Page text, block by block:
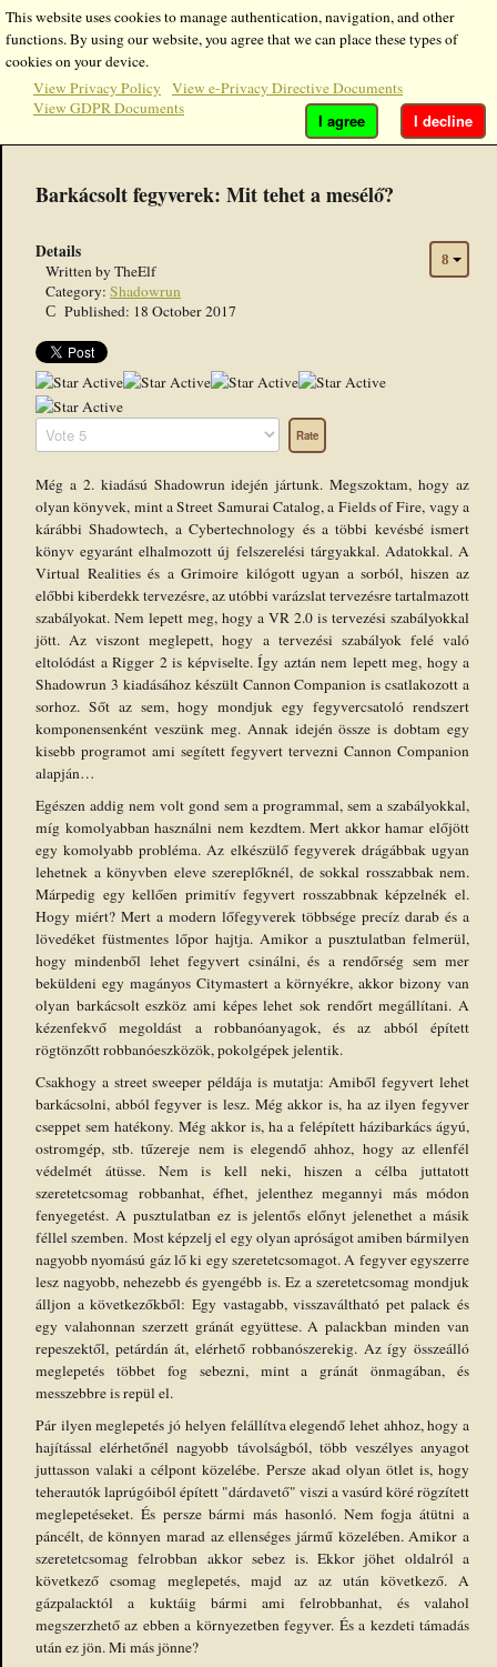
Barkácsolt fegyverek: Mit tehet a mesélő?
Details
Written byTheElf
Category: Shadowrun
Published: 18 October 2017
User
Rating:5/5
Please
Rate
Még a 2. kiadású Shadowrun idején jártunk. Megszoktam, hogy az
olyan könyvek, mint a Street Samurai Catalog, a Fields of Fire, vagy a
kárábbi Shadowtech, a Cybertechnology és a többi kevésbé ismert
könyv egyaránt elhalmozott új felszerelési tárgyakkal. Adatokkal. A
Virtual Realities és a Grimoire kilógott ugyan a sorból, hiszen az
előbbi kiberdekk tervezésre, az utóbbi varázslat tervezésre tartalmazott
szabályokat. Nem lepett meg, hogy a VR 2.0 is tervezési szabályokkal
jött. Az viszont meglepett, hogy a tervezési szabályok felé való
eltolódást a Rigger 2 is képviselte. Így aztán nem lepett meg, hogy a
Shadowrun 3 kiadásához készült Cannon Companion is csatlakozott a
sorhoz. Sőt az sem, hogy mondjuk egy fegyvercsatoló rendszert
komponensenként veszünk meg. Annak idején össze is dobtam egy
kisebb programot ami segített fegyvert tervezni Cannon Companion
alapján…
Egészen addig nem volt gond sem a programmal, sem a szabályokkal,
míg komolyabban használni nem kezdtem. Mert akkor hamar előjött
egy komolyabb probléma. Az elkészülő fegyverek drágábbak ugyan
lehetnek a könyvben eleve szereplőknél, de sokkal rosszabbak nem.
Márpedig egy kellően primitív fegyvert rosszabbnak képzelnék el.
Hogy miért? Mert a modern lőfegyverek többsége precíz darab és a
lövedéket füstmentes lőpor hajtja. Amikor a pusztulatban felmerül,
hogy mindenből lehet fegyvert csinálni, és a rendőrség sem mer
beküldeni egy magányos Citymastert a környékre, akkor bizony van
olyan barkácsolt eszköz ami képes lehet sok rendőrt megállítani. A
kézenfekvő megoldást a robbanóanyagok, és az abból épített
rögtönzőtt robbanóeszközök, pokolgépek jelentik.
Csakhogy a street sweeper példája is mutatja: Amiből fegyvert lehet
barkácsolni, abból fegyver is lesz. Még akkor is, ha az ilyen fegyver
cseppet sem hatékony. Még akkor is, ha a felépített házibarkács ágyú,
ostromgép, stb. tűzereje nem is elegendő ahhoz, hogy az ellenfél
védelmét átüsse. Nem is kell neki, hiszen a célba juttatott
szeretetcsomag robbanhat, éfhet, jelenthez megannyi más módon
fenyegetést. A pusztulatban ez is jelentős előnyt jelenethet a másik
féllel szemben. Most képzelj el egy olyan apróságot amiben bármilyen
nagyobb nyomású gáz lő ki egy szeretetcsomagot. A fegyver egyszerre
lesz nagyobb, nehezebb és gyengébb is. Ez a szeretetcsomag mondjuk
álljon a következőkből: Egy vastagabb, visszaváltható pet palack és
egy valahonnan szerzett gránát együttese. A palackban minden van
repeszektől, petárdán át, elérhető robbanószerekig. Az így összeálló
meglepetés többet fog sebezni, mint a gránát önmagában, és
messzebbre is repül el.
Pár ilyen meglepetés jó helyen felállítva elegendő lehet ahhoz, hogy a
hajítással elérhetőnél nagyobb távolságból, több veszélyes anyagot
juttasson valaki a célpont közelébe. Persze akad olyan ötlet is, hogy
teherautók laprúgóiból épített "dárdavető" viszi a vasúrd köré rögzített
meglepetéseket. És persze bármi más hasonló. Nem fogja átütni a
páncélt, de könnyen marad az ellenséges jármű közelében. Amikor a
szeretetcsomag felrobban akkor sebez is. Ekkor jöhet oldalról a
következő csomag meglepetés, majd az az után következő. A
gázpalacktól a kuktáig bármi ami felrobbanhat, és valahol
megszerzhető az ebben a környezetben fegyver. És a kezdeti támadás
után ez jön. Mi más jönne?
This website uses cookies to manage authentication, navigation, and other
functions. By using our website, you agree that we can place these types of
cookies on your device.
View Privacy Policy
View e-Privacy Directive Documents
View GDPR Documents
I decline
I agree